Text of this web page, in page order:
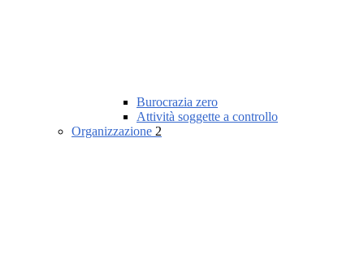
Burocrazia zero
Attività soggette a controllo
Organizzazione 2